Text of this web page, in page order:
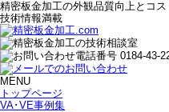
精密板金加工の外観品質向上とコ
技術情報満載
MENU
トップページ
VA･VE事例集